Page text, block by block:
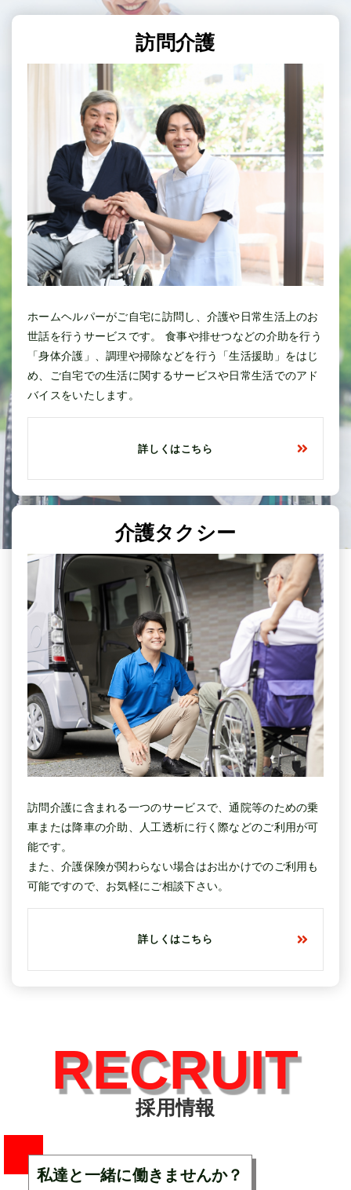
訪問介護
ホームヘルパーがご自宅に訪問し、介護や日常生活上のお
世話を行うサービスです。 食事や排せつなどの介助を行う
「身体介護」、調理や掃除などを行う「生活援助」をはじ
め、ご自宅での生活に関するサービスや日常生活でのアド
バイスをいたします。
詳しくはこちら
介護タクシー
訪問介護に含まれる一つのサービスで、通院等のための乗
車または降車の介助、人工透析に行く際などのご利用が可
能です。
また、介護保険が関わらない場合はお出かけでのご利用も
可能ですので、お気軽にご相談下さい。
詳しくはこちら
採用情報
RECRUIT
私達と一緒に働きませんか？